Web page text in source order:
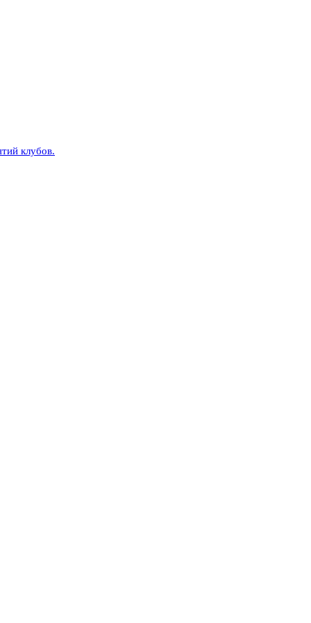
клубов.